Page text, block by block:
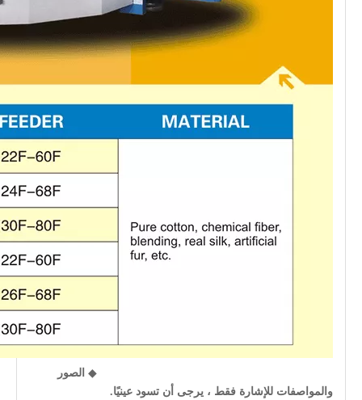
◆ الصور
والمواصفات للإشارة فقط ، يرجى أن تسود عينيًا.